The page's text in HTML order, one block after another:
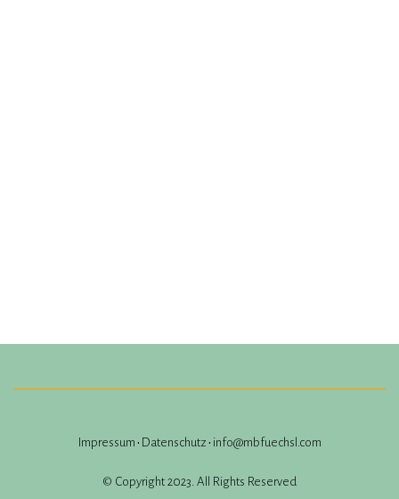
Impressum • Datenschutz • info@mbfuechsl.com
© Copyright 2023. All Rights Reserved